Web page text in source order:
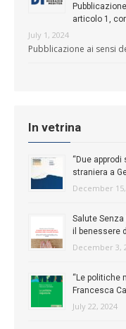
articolo 1,
July 1, 2024
Pubblicazione ai sensi
In vetrina
“Due
straniera a
December
Salute Senza
il benessere
December 3,
“Le politiche
Francesca
July 22, 2024